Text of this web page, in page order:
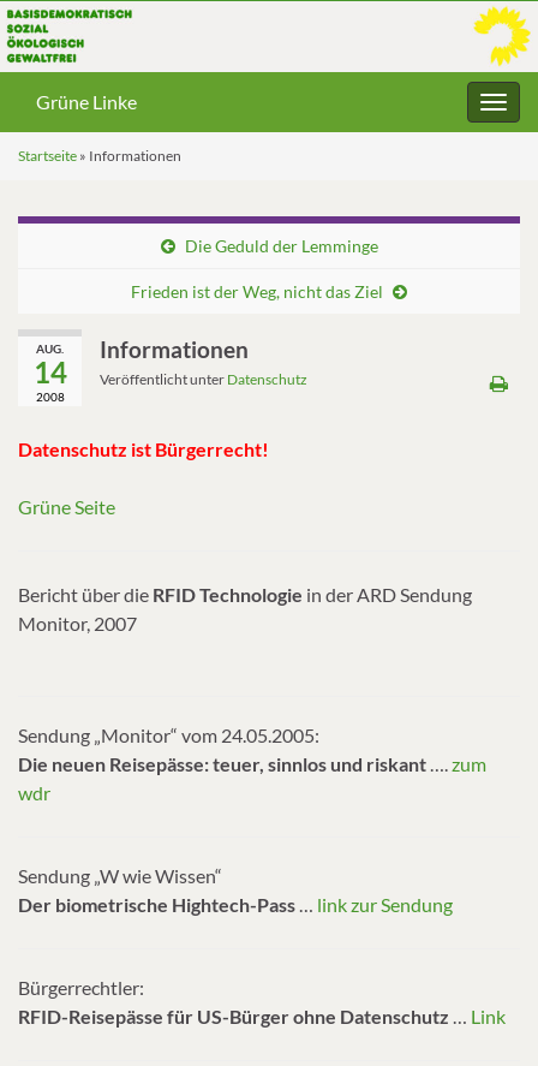
Grüne Linke
Startseite » Informationen
Die Geduld der Lemminge
Frieden ist der Weg, nicht das Ziel
AUG.
14
2008
Informationen
Veröffentlicht unter Datenschutz
Datenschutz ist Bürgerrecht!
Grüne Seite
Bericht über die RFID Technologie in der ARD Sendung
Monitor, 2007
Sendung „Monitor“ vom 24.05.2005:
Die neuen Reisepässe: teuer, sinnlos und riskant ….zum
wdr
Sendung „W wie Wissen“
Der biometrische Hightech-Pass … link zur Sendung
Bürgerrechtler:
RFID-Reisepässe für US-Bürger ohne Datenschutz … Link